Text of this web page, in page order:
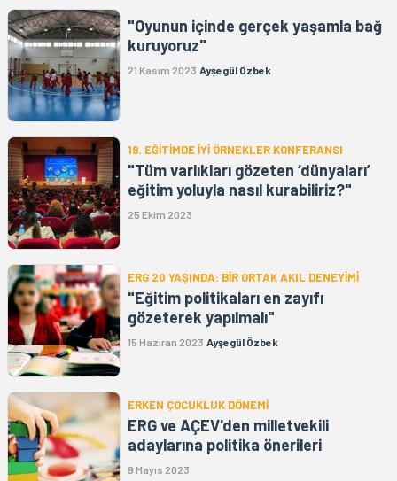
"Oyunun içinde gerçek yaşamla bağ
kuruyoruz"
21 Kasım 2023 Ayşegül Özbek
19. EĞİTİMDE İYİ ÖRNEKLER KONFERANSI
"Tüm varlıkları gözeten ‘dünyaları’
eğitim yoluyla nasıl kurabiliriz?"
25 Ekim 2023
ERG 20 YAŞINDA: BİR ORTAK AKIL DENEYİMİ
"Eğitim politikaları en zayıfı
gözeterek yapılmalı"
15 Haziran 2023 Ayşegül Özbek
ERKEN ÇOCUKLUK DÖNEMİ
ERG ve AÇEV'den milletvekili
adaylarına politika önerileri
9 Mayıs 2023